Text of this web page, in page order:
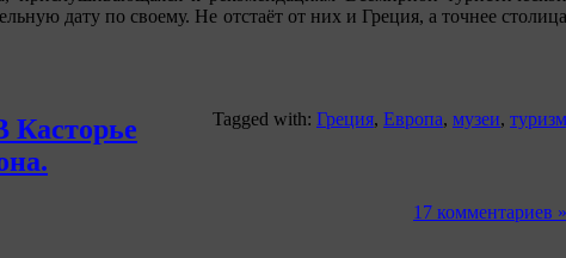
дату по своему. Не отстаёт от них и Греция, а точнее столица
Tagged with: Греция, Европа, музеи, туризм
Касторье
17 комментариев »